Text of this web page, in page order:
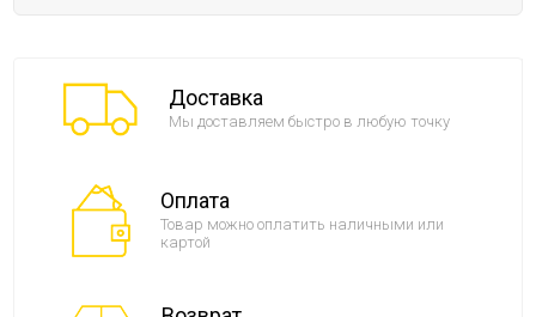
Доставка
Мы доставляем быстро в любую точку
Оплата
Товар можно оплатить наличными или
картой